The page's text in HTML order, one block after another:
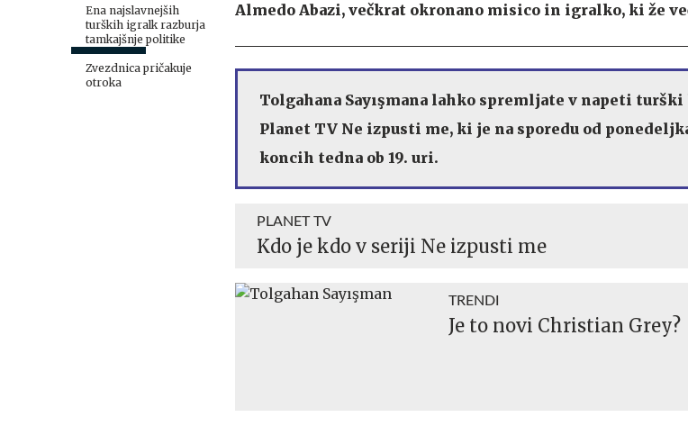
Ena najslavnejših
turških igralk razburja
tamkajšnje politike
Zvezdnica pričakuje
otroka
Almedo Abazi, večkrat okronano misico in igralko, ki že
Tolgahana Sayışmana lahko spremljate v napeti
Planet TV Ne izpusti me, ki je na sporedu od
koncih tedna ob 19. uri.
PLANET TV
Kdo je kdo v seriji Ne izpusti me
TRENDI
Je to novi Christian Grey?